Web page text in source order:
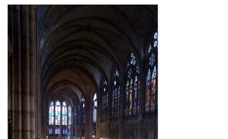
Visites, activités
Pratique
Restauration
Fouilles